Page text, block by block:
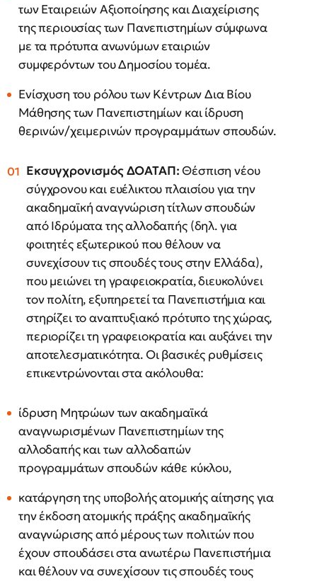
των Εταιρειών Αξιοποίησης και Διαχείρισης
της περιουσίας των Πανεπιστημίων σύμφωνα
με τα πρότυπα ανωνύμων εταιριών
συμφερόντων του Δημοσίου τομέα.
Ενίσχυση του ρόλου των Κέντρων Δια Βίου
Μάθησης των Πανεπιστημίων και ίδρυση
θερινών/χειμερινών προγραμμάτων σπουδών.
Εκσυγχρονισμός ΔΟΑΤΑΠ: Θέσπιση νέου
σύγχρονου και ευέλικτου πλαισίου για την
ακαδημαϊκή αναγνώριση τίτλων σπουδών
από Ιδρύματα της αλλοδαπής (δηλ. για
φοιτητές εξωτερικού που θέλουν να
συνεχίσουν τις σπουδές τους στην Ελλάδα),
που μειώνει τη γραφειοκρατία, διευκολύνει
τον πολίτη, εξυπηρετεί τα Πανεπιστήμια και
στηρίζει το αναπτυξιακό πρότυπο της χώρας,
περιορίζει τη γραφειοκρατία και αυξάνει την
αποτελεσματικότητα. Οι βασικές ρυθμίσεις
επικεντρώνονται στα ακόλουθα:
ίδρυση Μητρώων των ακαδημαϊκά
αναγνωρισμένων Πανεπιστημίων της
αλλοδαπής και των αλλοδαπών
προγραμμάτων σπουδών κάθε κύκλου,
κατάργηση της υποβολής ατομικής αίτησης για
την έκδοση ατομικής πράξης ακαδημαϊκής
αναγνώρισης από μέρους των πολιτών που
έχουν σπουδάσει στα ανωτέρω Πανεπιστήμια
και θέλουν να συνεχίσουν τις σπουδές τους